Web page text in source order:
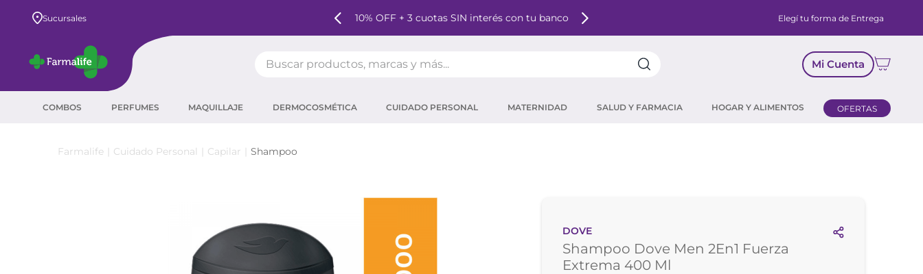
Sucursales
$80.000 10% OFF + 3 cuotas SIN interés con tu banco Elegí tu forma de Entrega
Mi Cuenta
COMBOS PERFUMES MAQUILLAJE DERMOCOSMÉTICA CUIDADO PERSONAL MATERNIDAD SALUD Y FARMACIA HOGAR Y ALIMENTOS OFERTAS
Cuidado Personal Capilar Shampoo
DOVE
Shampoo Dove Men 2En1 Fuerza
Extrema 400 Ml
agua micelar
corrector